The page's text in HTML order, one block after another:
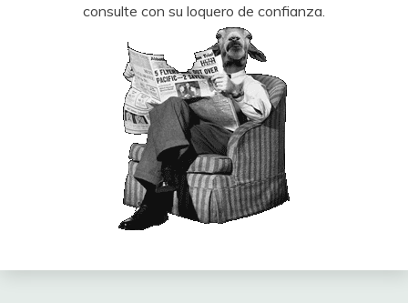
consulte con su loquero de confianza.